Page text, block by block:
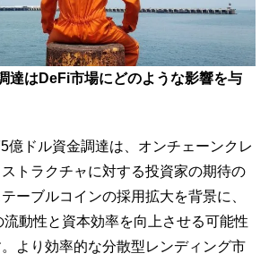
達はDeFi市場にどのような影響を与
億ドル資金調達は、オンチェーンクレ
トラクチャに対する投資家の期待の
ーブルコインの採用拡大を背景に、
流動性と資本効率を向上させる可能性
より効率的な分散型レンディング市